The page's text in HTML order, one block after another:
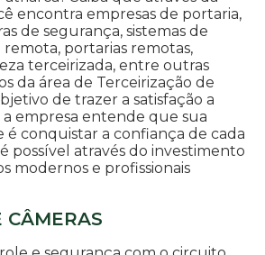
encontra empresas de portaria,
de segurança, sistemas de
remota, portarias remotas,
terceirizada, entre outras
da área de Terceirização de
de trazer a satisfação a
a empresa entende que sua
conquistar a confiança de cada
possível através do investimento
modernos e profissionais
CÂMERAS